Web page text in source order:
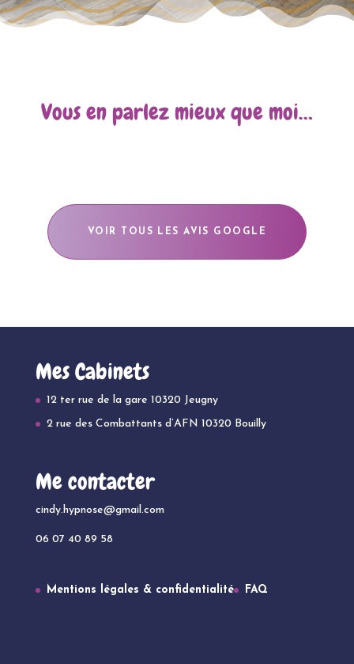
Vous en parlez mieux que moi…
VOIR TOUS LES AVIS GOOGLE
Mes Cabinets
12 ter rue de la gare 10320 Jeugny
2 rue des Combattants d’AFN 10320 Bouilly
Me contacter
cindy.hypnose@gmail.com
06 07 40 89 58
Mentions légales & confidentialité FAQ